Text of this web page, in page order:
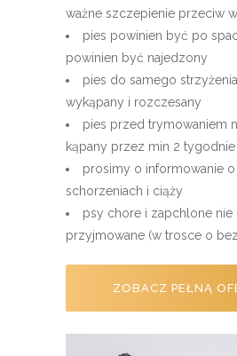
ważne szczepienie przeciw
pies powinien być po
powinien być najedzony
pies do samego
wykąpany i rozczesany
pies przed trymowaniem
kąpany przez min 2 tygodnie
prosimy o informowanie o
schorzeniach i ciąży
psy chore i zapchlone nie
przyjmowane (w trosce o
ZOBACZ PEŁNĄ